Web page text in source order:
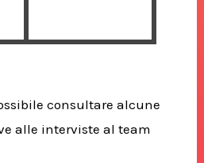
consultare alcune
alle interviste al team